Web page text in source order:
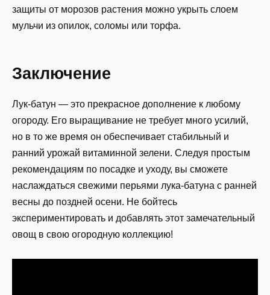
защиты от морозов растения можно укрыть слоем
мульчи из опилок, соломы или торфа.
Заключение
Лук-батун — это прекрасное дополнение к любому
огороду. Его выращивание не требует много усилий,
но в то же время он обеспечивает стабильный и
ранний урожай витаминной зелени. Следуя простым
рекомендациям по посадке и уходу, вы сможете
наслаждаться свежими перьями лука-батуна с ранней
весны до поздней осени. Не бойтесь
экспериментировать и добавлять этот замечательный
овощ в свою огородную коллекцию!